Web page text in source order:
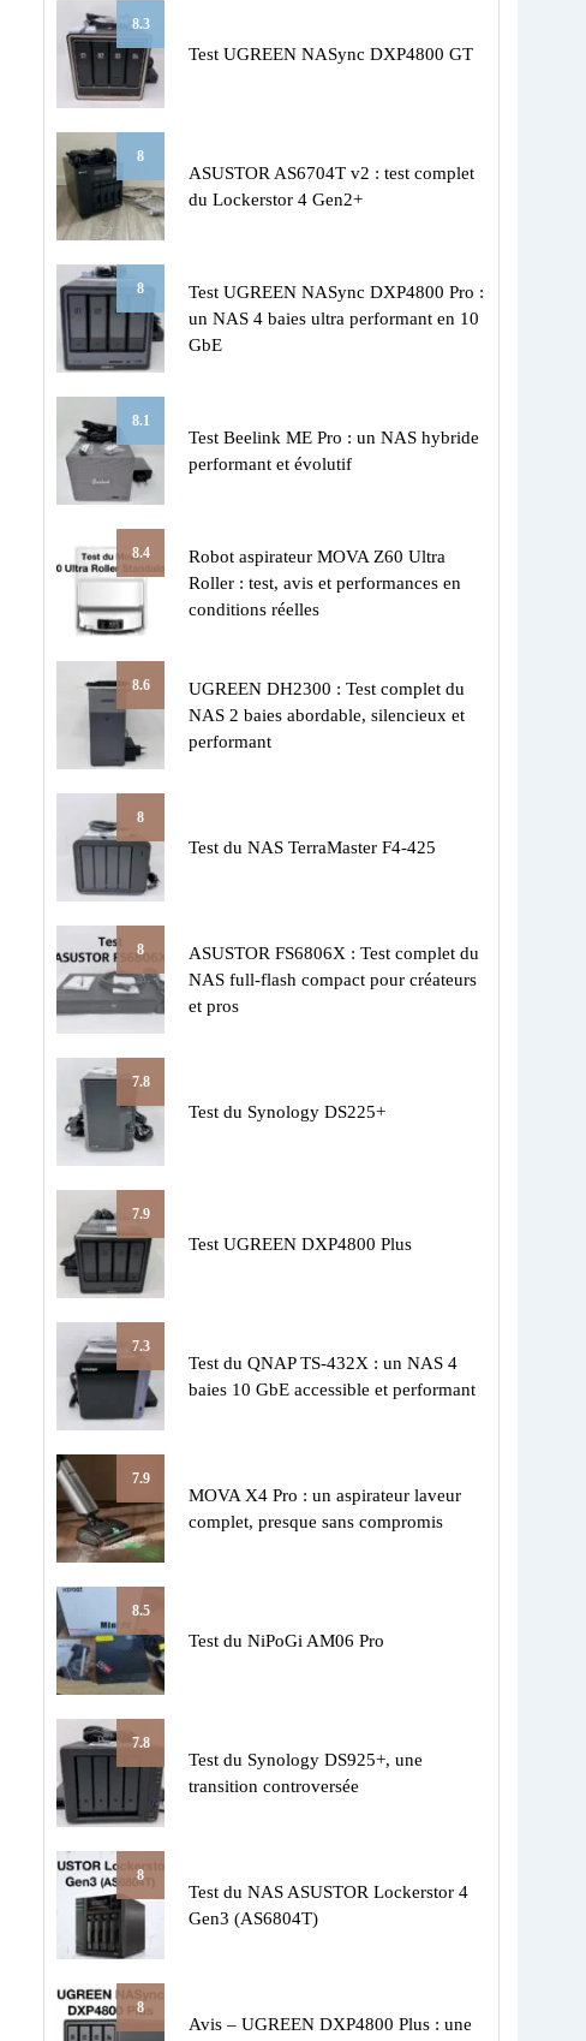
8.3
Test UGREEN NASync DXP4800 GT
8
ASUSTOR AS6704T v2 : test complet
du Lockerstor 4 Gen2+
8
Test UGREEN NASync DXP4800 Pro :
un NAS 4 baies ultra performant en 10
GbE
8.1
Test Beelink ME Pro : un NAS hybride
performant et évolutif
8.4
Robot aspirateur MOVA Z60 Ultra
Roller : test, avis et performances en
conditions réelles
8.6
UGREEN DH2300 : Test complet du
NAS 2 baies abordable, silencieux et
performant
8
Test du NAS TerraMaster F4-425
8
ASUSTOR FS6806X : Test complet du
NAS full-flash compact pour créateurs
et pros
7.8
Test du Synology DS225+
7.9
Test UGREEN DXP4800 Plus
7.3
Test du QNAP TS-432X : un NAS 4
baies 10 GbE accessible et performant
7.9
MOVA X4 Pro : un aspirateur laveur
complet, presque sans compromis
8.5
Test du NiPoGi AM06 Pro
7.8
Test du Synology DS925+, une
transition controversée
8
Test du NAS ASUSTOR Lockerstor 4
Gen3 (AS6804T)
8
Avis – UGREEN DXP4800 Plus : une